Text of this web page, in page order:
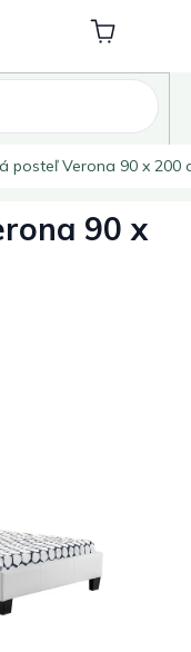
Nákupný
košík
posteľ Verona 90 x 200
90 x